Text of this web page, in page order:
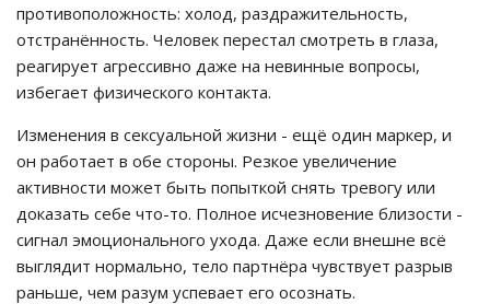
противоположность: холод, раздражительность,
отстранённость. Человек перестал смотреть в глаза,
реагирует агрессивно даже на невинные вопросы,
избегает физического контакта.
Изменения в сексуальной жизни - ещё один маркер, и
он работает в обе стороны. Резкое увеличение
активности может быть попыткой снять тревогу или
доказать себе что-то. Полное исчезновение близости -
сигнал эмоционального ухода. Даже если внешне всё
выглядит нормально, тело партнёра чувствует разрыв
раньше, чем разум успевает его осознать.